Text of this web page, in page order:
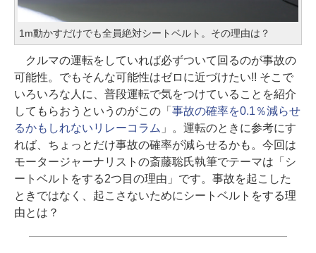
1m動かすだけでも全員絶対シートベルト。その理由は？
クルマの運転をしていれば必ずついて回るのが事故の
可能性。でもそんな可能性はゼロに近づけたい!! そこで
いろいろな人に、普段運転で気をつけていることを紹介
してもらおうというのがこの「 事故の確率を0.1％減らせ
るかもしれないリレーコラム 」。運転のときに参考にす
れば、ちょっとだけ事故の確率が減らせるかも。今回は
モータージャーナリストの斎藤聡氏執筆でテーマは「シ
ートベルトをする2つ目の理由」です。事故を起こした
ときではなく、起こさないためにシートベルトをする理
由とは？